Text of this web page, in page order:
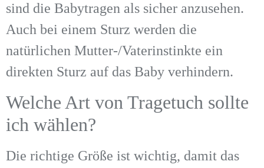
sind die Babytragen als sicher anzusehen.
Auch bei einem Sturz werden die
natürlichen Mutter-/Vaterinstinkte ein
direkten Sturz auf das Baby verhindern.
Welche Art von Tragetuch sollte
ich wählen?
Die richtige Größe ist wichtig, damit das